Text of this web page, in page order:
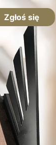
Zgłoś się